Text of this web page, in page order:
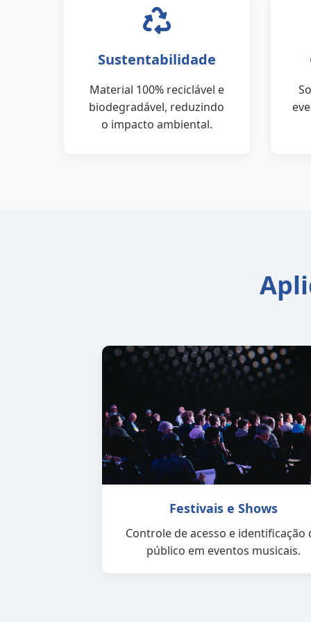
Sustentabilidade
Material 100% reciclável e
biodegradável, reduzindo
o impacto ambiental.
Festivais e Shows
Controle de acesso e identificação
público em eventos musicais.